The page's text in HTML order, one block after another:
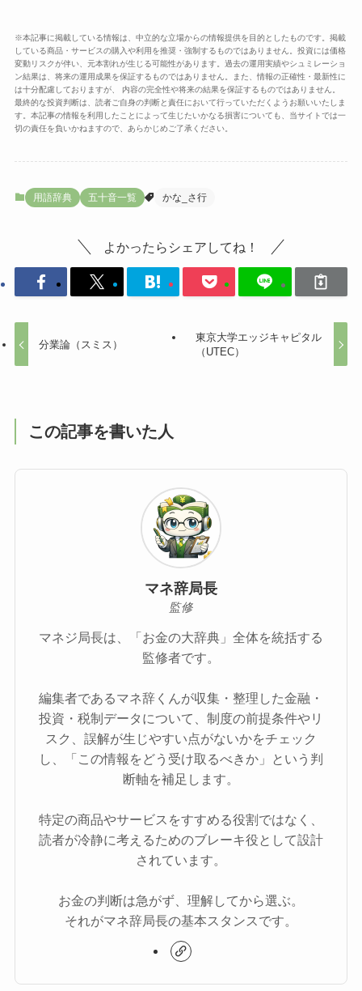
※本記事に掲載している情報は、中立的な立場からの情報提供を目的としたものです。掲載
している商品・サービスの購入や利用を推奨・強制するものではありません。投資には価格
変動リスクが伴い、元本割れが生じる可能性があります。過去の運用実績やシュミレーショ
ン結果は、将来の運用成果を保証するものではありません。また、情報の正確性・最新性に
は十分配慮しておりますが、 内容の完全性や将来の結果を保証するものではありません。
最終的な投資判断は、読者ご自身の判断と責任において行っていただくようお願いいたしま
す。本記事の情報を利用したことによって生じたいかなる損害についても、当サイトでは一
切の責任を負いかねますので、あらかじめご了承ください。
用語辞典 五十音一覧 かな_さ行
よかったらシェアしてね！
分業論（スミス）
東京大学エッジキャピタル
（UTEC）
この記事を書いた人
マネ辞局長
監修
マネジ局長は、「お金の大辞典」全体を統括する
監修者です。
編集者であるマネ辞くんが収集・整理した金融・
投資・税制データについて、制度の前提条件やリ
スク、誤解が生じやすい点がないかをチェック
し、「この情報をどう受け取るべきか」という判
断軸を補足します。
特定の商品やサービスをすすめる役割ではなく、
読者が冷静に考えるためのブレーキ役として設計
されています。
お金の判断は急がず、理解してから選ぶ。
それがマネ辞局長の基本スタンスです。